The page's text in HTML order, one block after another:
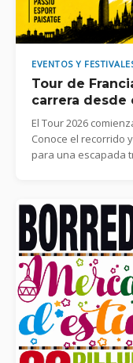
EVENTOS Y
Tour de
carrera desde
El Tour 2026
Conoce el recorrido
para una escapada